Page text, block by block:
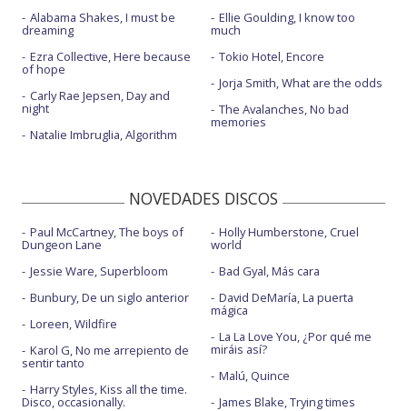
Alabama Shakes, I must be
dreaming
Ezra Collective, Here because
of hope
Carly Rae Jepsen, Day and
night
Natalie Imbruglia, Algorithm
Ellie Goulding, I know too
much
Tokio Hotel, Encore
Jorja Smith, What are the odds
The Avalanches, No bad
memories
NOVEDADES DISCOS
Paul McCartney, The boys of
Dungeon Lane
Jessie Ware, Superbloom
Bunbury, De un siglo anterior
Loreen, Wildfire
Karol G, No me arrepiento de
sentir tanto
Harry Styles, Kiss all the time.
Disco, occasionally.
Holly Humberstone, Cruel
world
Bad Gyal, Más cara
David DeMaría, La puerta
mágica
La La Love You, ¿Por qué me
miráis así?
Malú, Quince
James Blake, Trying times